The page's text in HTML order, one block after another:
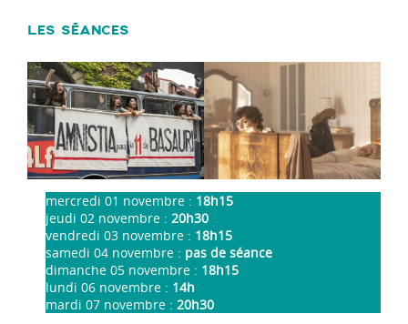
LES SÉANCES
mercredi 01 novembre : 18h15
jeudi 02 novembre : 20h30
vendredi 03 novembre : 18h15
samedi 04 novembre : pas de séance
dimanche 05 novembre : 18h15
lundi 06 novembre : 14h
mardi 07 novembre : 20h30